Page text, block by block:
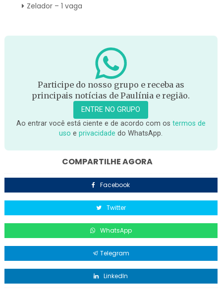
Zelador – 1 vaga
Participe do nosso grupo e receba as
principais notícias de Paulínia e região.
ENTRE NO GRUPO
Ao entrar você está ciente e de acordo com os termos de
uso eprivacidade do WhatsApp.
COMPARTILHE AGORA
Facebook
Twitter
WhatsApp
Telegram
LinkedIn